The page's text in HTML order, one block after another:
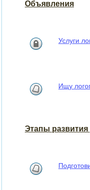
Объявления
Услуги
Ищу
Этапы развития